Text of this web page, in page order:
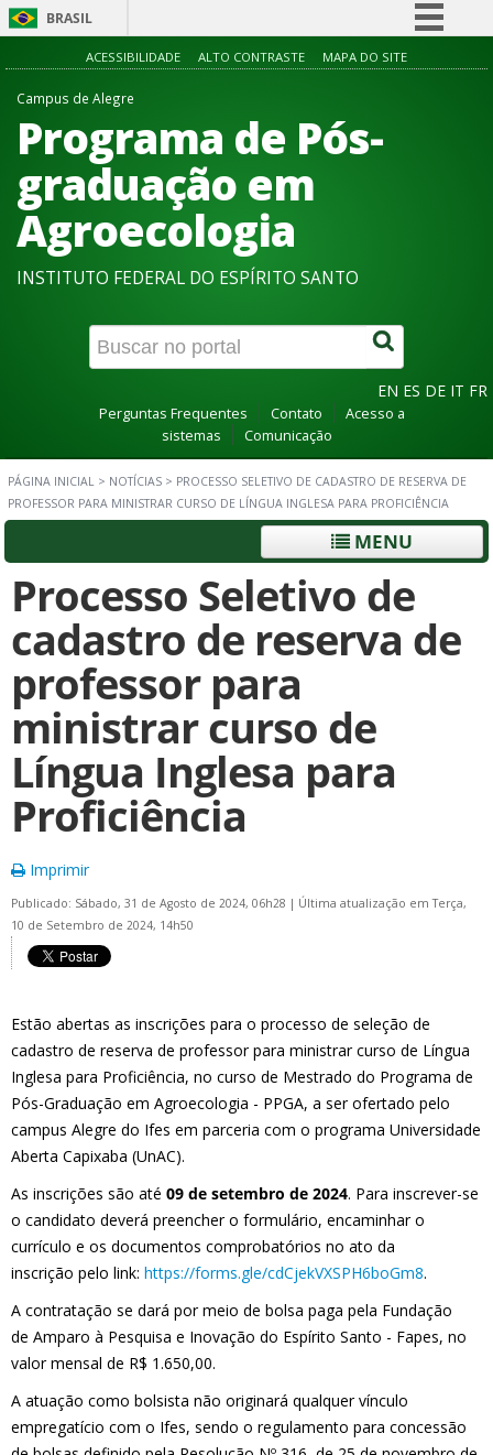
BRASIL
Simplifique!
Participe
Acesso à informação
ACESSIBILIDADE ALTO CONTRASTE MAPA DO SITE
Campus de Alegre
Programa de Pós-
graduação em
Agroecologia
INSTITUTO FEDERAL DO ESPÍRITO SANTO
EN ES DE IT FR
Perguntas Frequentes Contato
Acesso a
sistemas
Comunicação
PÁGINA INICIAL > NOTÍCIAS > PROCESSO SELETIVO DE CADASTRO DE RESERVA DE
PROFESSOR PARA MINISTRAR CURSO DE LÍNGUA INGLESA PARA PROFICIÊNCIA
MENU
Processo Seletivo de
cadastro de reserva de
professor para
ministrar curso de
Língua Inglesa para
Proficiência
Imprimir
Publicado: Sábado, 31 de Agosto de 2024, 06h28 | Última atualização em Terça,
10 de Setembro de 2024, 14h50
Estão abertas as inscrições para o processo de seleção de
cadastro de reserva de professor para ministrar curso de Língua
Inglesa para Proficiência, no curso de Mestrado do Programa de
Pós-Graduação em Agroecologia - PPGA, a ser ofertado pelo
campus Alegre do Ifes em parceria com o programa Universidade
Aberta Capixaba (UnAC).
As inscrições são até 09 de setembro de 2024. Para inscrever-se
o candidato deverá preencher o formulário, encaminhar o
currículo e os documentos comprobatórios no ato da
inscrição pelo link: https://forms.gle/cdCjekVXSPH6boGm8.
A contratação se dará por meio de bolsa paga pela Fundação
de Amparo à Pesquisa e Inovação do Espírito Santo - Fapes, no
valor mensal de R$ 1.650,00.
A atuação como bolsista não originará qualquer vínculo
empregatício com o Ifes, sendo o regulamento para concessão